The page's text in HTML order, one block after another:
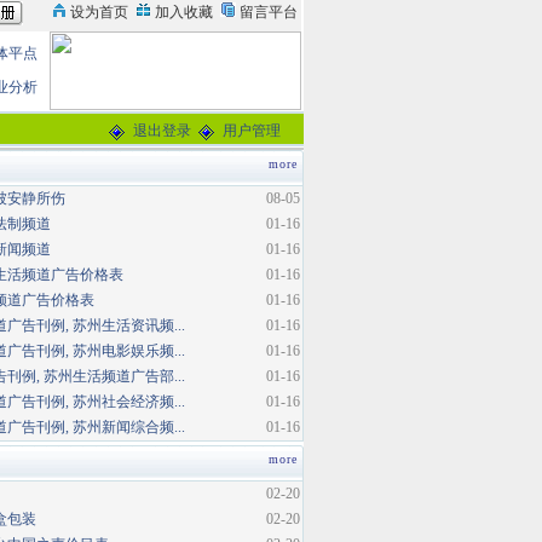
平点
分析
退出登录 用户管理
more
08-05
安静所伤
01-16
制频道
01-16
闻频道
01-16
活频道广告价格表
01-16
道广告价格表
01-16
广告刊例, 苏州生活资讯频...
01-16
广告刊例, 苏州电影娱乐频...
01-16
刊例, 苏州生活频道广告部...
01-16
广告刊例, 苏州社会经济频...
01-16
广告刊例, 苏州新闻综合频...
more
02-20
02-20
包装